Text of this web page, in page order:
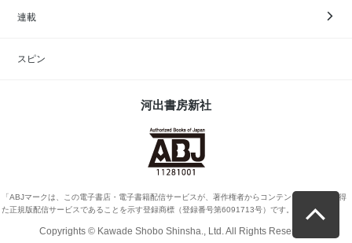
連載
スピン
河出書房新社
「ABJマークは、この電子書店・電子書籍配信サービスが、著作権者からコンテンツ使用許諾を得
た正規版配信サービスであることを示す登録商標（登録番号第6091713号）です。」
Copyrights © Kawade Shobo Shinsha., Ltd. All Rights Reserved.